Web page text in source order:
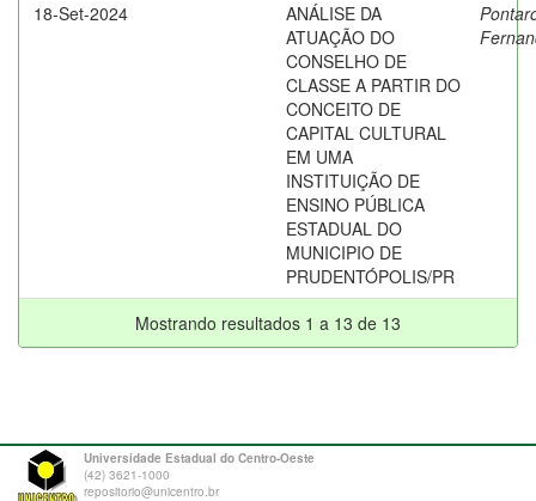
18-Set-2024
ANÁLISE DA
ATUAÇÃO DO
CONSELHO DE
CLASSE A PARTIR DO
CONCEITO DE
CAPITAL CULTURAL
EM UMA
INSTITUIÇÃO DE
ENSINO PÚBLICA
ESTADUAL DO
MUNICIPIO DE
PRUDENTÓPOLIS/PR
Mostrando resultados 1 a 13 de 13
Universidade Estadual do Centro-Oeste
(42) 3621-1000
repositorio@unicentro.br